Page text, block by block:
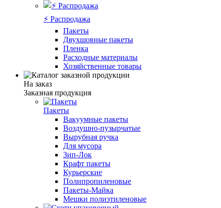
⚡️ Распродажа
Пакеты
Двухшовные пакеты
Пленка
Расходные материалы
Хозяйственные товары
На заказ
Заказная продукция
Пакеты
Вакуумные пакеты
Воздушно-пузырчатые
Вырубная ручка
Для мусора
Зип-Лок
Крафт пакеты
Курьерские
Полипропиленовые
Пакеты-Майка
Мешки полиэтиленовые